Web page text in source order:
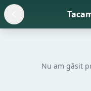
Nu am găsit